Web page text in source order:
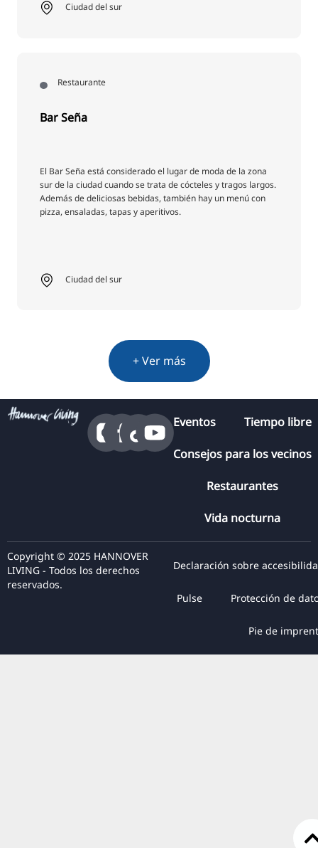
Ciudad del sur
Restaurante
Bar Seña
El Bar Seña está considerado el lugar de moda de la zona
sur de la ciudad cuando se trata de cócteles y tragos largos.
Además de deliciosas bebidas, también hay un menú con
pizza, ensaladas, tapas y aperitivos.
Ciudad del sur
+ Ver más
Eventos Tiempo libre
Consejos para los vecinos
Restaurantes
Vida nocturna
Copyright © 2025 HANNOVER
LIVING - Todos los derechos
reservados.
Declaración sobre
Pulse Protección de
Pie de